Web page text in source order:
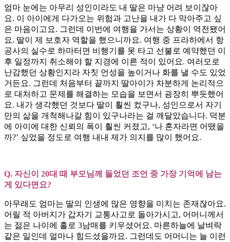
엄마 눈에는 아무리 성인이라도 내 딸은 마냥 어려 보이잖아
요. 이 아이에게 다가오는 위험과 고난을 내가 다 막아주고 싶
은 마음이고요. 그런데 이번에 여행을 가서는 상황이 역전됐어
요. 딸이 제 보호자 역할을 했으니까요. 여행 중 프라하에서 항
공사의 실수로 하마터면 비행기를 못 타고 선불로 예약했던 이
후 일정까지 취소해야 할 지경에 이른 적이 있어요. 여러모로
난감했던 상황인지라 자칫 언성을 높이거나 화를 낼 수도 있었
거든요. 그런데 처음부터 끝까지 딸아이가 차분하게 논리적으
로 대처하고 문제를 해결하는 모습을 보면서 굉장히 뿌듯했어
요. 내가 생각했던 것보다 딸이 훨씬 컸구나, 성인으로서 자기
만의 삶을 개척해나갈 힘이 있구나라는 걸 깨달았습니다. 덕분
에 아이에 대한 신뢰의 폭이 훨씬 커졌고, ‘나 혼자라면 어땠을
까?’ 싶었을 정도로 여행 내내 제가 의지를 많이 했어요.
Q. 자신이 20대 때 부모님께 들었던 조언 중 가장 기억에 남는
게 있다면요?
아무래도 엄마는 딸의 인생에 많은 영향을 미치는 존재잖아요.
어릴 적 아버지가 갑자기 교통사고로 돌아가시고, 어머니께서
는 젊은 나이에 홀로 3남매를 키우셨어요. 마른하늘에 날벼락
같은 일인데 얼마나 힘드셨을까요. 그런데도 어머니는 늘 이런